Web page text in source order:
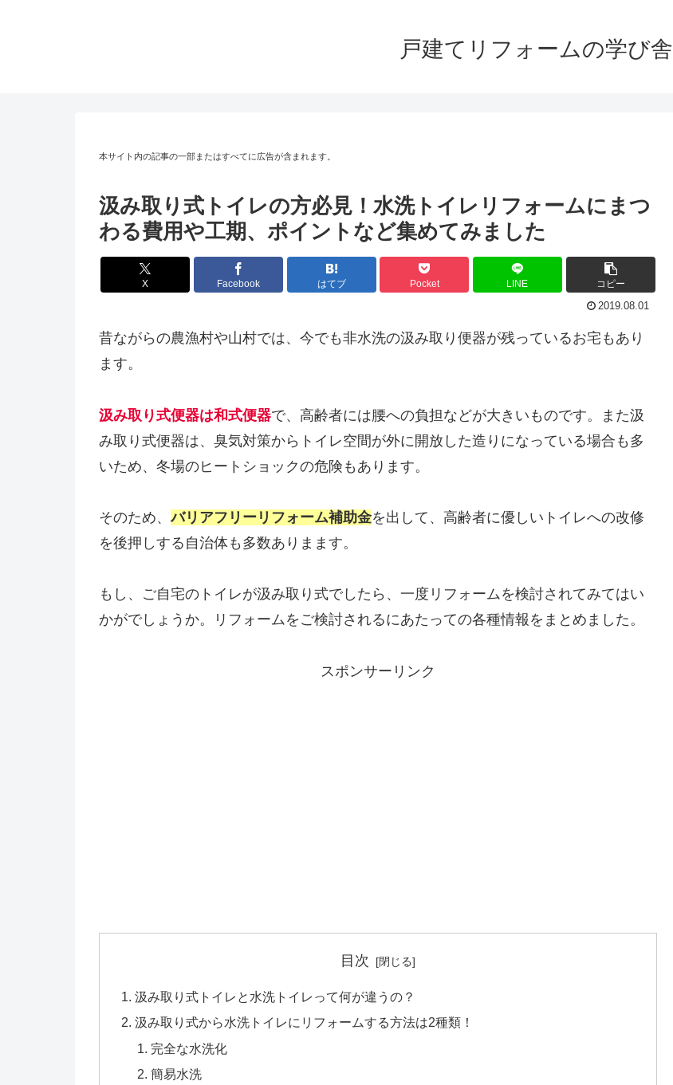
戸建てリフォームの学び舎
本サイト内の記事の一部またはすべてに広告が含まれます。
汲み取り式トイレの方必見！水洗トイレリフォームにまつ
わる費用や工期、ポイントなど集めてみました
X Facebook はてブ Pocket LINE コピー
2019.08.01
昔ながらの農漁村や山村では、今でも非水洗の汲み取り便器が残っているお宅もあり
ます。
汲み取り式便器は和式便器で、高齢者には腰への負担などが大きいものです。また汲
み取り式便器は、臭気対策からトイレ空間が外に開放した造りになっている場合も多
いため、冬場のヒートショックの危険もあります。
そのため、バリアフリーリフォーム補助金を出して、高齢者に優しいトイレへの改修
を後押しする自治体も多数ありまます。
もし、ご自宅のトイレが汲み取り式でしたら、一度リフォームを検討されてみてはい
かがでしょうか。リフォームをご検討されるにあたっての各種情報をまとめました。
スポンサーリンク
目次
汲み取り式トイレと水洗トイレって何が違うの？
汲み取り式から水洗トイレにリフォームする方法は2種類！
完全な水洗化
簡易水洗